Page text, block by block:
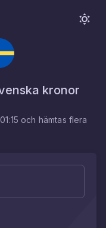
kronor
och hämtas flera